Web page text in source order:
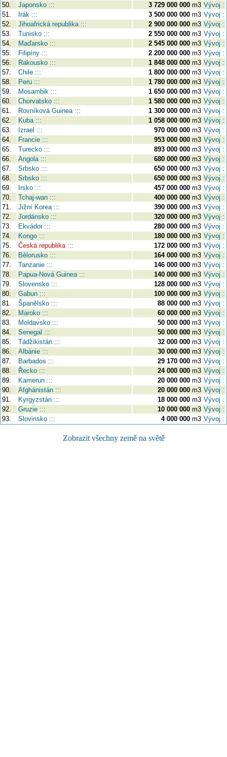
50.
Japonsko ::: 3 729 000 000 m3 Vývoj :
51.
Irák ::: 3 500 000 000 m3 Vývoj :
52.
Jihoafrická republika ::: 2 900 000 000 m3 Vývoj :
53.
Tunisko ::: 2 550 000 000 m3 Vývoj :
54.
Maďarsko ::: 2 545 000 000 m3 Vývoj :
55.
Filipíny ::: 2 200 000 000 m3 Vývoj :
56.
Rakousko ::: 1 848 000 000 m3 Vývoj :
57.
Chile ::: 1 800 000 000 m3 Vývoj :
58.
Peru ::: 1 780 000 000 m3 Vývoj :
59.
Mosambik ::: 1 650 000 000 m3 Vývoj :
60.
Chorvatsko ::: 1 580 000 000 m3 Vývoj :
61.
Rovníková Guinea ::: 1 300 000 000 m3 Vývoj :
62.
Kuba ::: 1 058 000 000 m3 Vývoj :
63.
Izrael ::: 970 000 000 m3 Vývoj :
64.
Francie ::: 953 000 000 m3 Vývoj :
65.
Turecko ::: 893 000 000 m3 Vývoj :
66.
Angola ::: 680 000 000 m3 Vývoj :
67.
Srbsko ::: 650 000 000 m3 Vývoj :
68.
Srbsko ::: 650 000 000 m3 Vývoj :
69.
Irsko ::: 457 000 000 m3 Vývoj :
70.
Tchaj-wan ::: 400 000 000 m3 Vývoj :
71.
Jižní Korea ::: 390 000 000 m3 Vývoj :
72.
Jordánsko ::: 320 000 000 m3 Vývoj :
73.
Ekvádor ::: 280 000 000 m3 Vývoj :
74.
Kongo ::: 180 000 000 m3 Vývoj :
75.
Česká republika ::: 172 000 000 m3 Vývoj :
76.
Bělorusko ::: 164 000 000 m3 Vývoj :
77.
Tanzanie ::: 146 000 000 m3 Vývoj :
78.
Papua-Nová Guinea ::: 140 000 000 m3 Vývoj :
79.
Slovensko ::: 128 000 000 m3 Vývoj :
80.
Gabun ::: 100 000 000 m3 Vývoj :
81.
Španělsko ::: 88 000 000 m3 Vývoj :
82.
Maroko ::: 60 000 000 m3 Vývoj :
83.
Moldavsko ::: 50 000 000 m3 Vývoj :
84.
Senegal ::: 50 000 000 m3 Vývoj :
85.
Tádžikistán ::: 32 000 000 m3 Vývoj :
86.
Albánie ::: 30 000 000 m3 Vývoj :
87.
Barbados ::: 29 170 000 m3 Vývoj :
88.
Řecko ::: 24 000 000 m3 Vývoj :
89.
Kamerun ::: 20 000 000 m3 Vývoj :
90.
Afghánistán ::: 20 000 000 m3 Vývoj :
91.
Kyrgyzstán ::: 18 000 000 m3 Vývoj :
92.
Gruzie ::: 10 000 000 m3 Vývoj :
93.
Slovinsko ::: 4 000 000 m3 Vývoj :
Zobrazit všechny země na světě